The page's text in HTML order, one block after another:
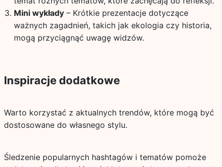
Mini wykłady– Krótkie prezentacje dotyczące
ważnych zagadnień, takich jak ekologia czy historia,
mogą przyciągnąć uwagę widzów.
Inspiracje dodatkowe
Warto korzystać z aktualnych trendów, które mogą być
dostosowane do własnego stylu.
Śledzenie popularnych hashtagów i tematów pomoże